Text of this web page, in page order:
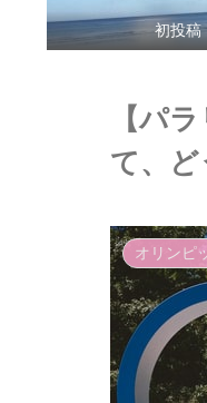
初投稿
【パ
て、ど
オリンピ